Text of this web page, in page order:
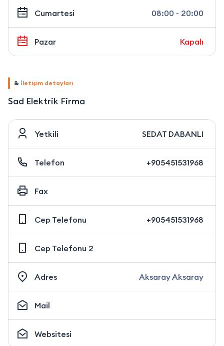
Cumartesi 08:00 - 20:00
Pazar Kapalı
& İletişim detayları
Sad Elektrik Firma
Yetkili SEDAT DABANLI
Telefon +905451531968
Fax
Cep Telefonu +905451531968
Cep Telefonu 2
Adres Aksaray Aksaray
Mail
Websitesi